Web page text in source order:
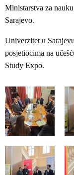
Ministarstva za
Sarajevo.
Univerzitet u
posjetiocima na
Study Expo.